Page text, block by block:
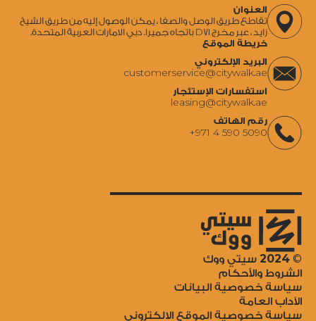
العنوان
تقاطع طريق الوصل والصفا ، يمكن الوصول إليه من طريق الشيخ
زايد ، عبر مخرج D71 باتجاه جميرا. دبي الامارات العربية المتحدة.
خريطة الموقع
البريد الإلكتروني
‍customerservice@citywalk.ae
استفسارات الإستئجار
‍leasing@citywalk.ae
رقم الهاتف
+971 4 590 5090
©
2024 سيتي ووك
الشروط والأحكام
سياسة خصوصية البيانات
الآداب العامة
سياسة خصوصية الموقع الالكتروني